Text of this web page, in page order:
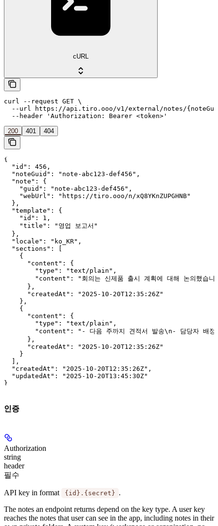
cURL
curl --request GET \
--url https://api.tiro.ooo/v1/external/notes/
  --header 'Authorization: Bearer <token>'
200 401 404
{
  "id": 456,
  "noteGuid": "note-abc123-def456",
  "note": {
    "guid": "note-abc123-def456",
    "webUrl": "https://tiro.ooo/n/xQ8YKnZUPGHNB"
  },
  "template": {
    "id": 1,
    "title": "영업 보고서"
  },
  "locale": "ko_KR",
  "sections": [
    {
      "content": {
        "type": "text/plain",
"content": "회의는 신제품 출시 계획에 대해 논의했습니
      },
      "createdAt": "2025-10-20T12:35:26Z"
    },
    {
      "content": {
        "type": "text/plain",
"content": "- 다음 주까지 견적서 발송\n- 담당자 배정
      },
      "createdAt": "2025-10-20T12:35:26Z"
    }
  ],
  "createdAt": "2025-10-20T12:35:26Z",
  "updatedAt": "2025-10-20T13:45:30Z"
}
인증
Authorization
string
header
필수
API key in format {id}.{secret} .
The notes an endpoint returns depend on the key type. A user key
reaches the notes that user can see in the app, including notes in their